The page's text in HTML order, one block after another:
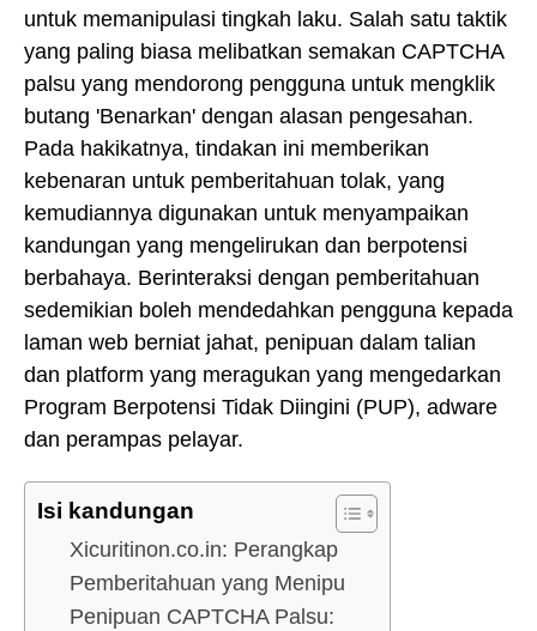
untuk memanipulasi tingkah laku. Salah satu taktik
yang paling biasa melibatkan semakan CAPTCHA
palsu yang mendorong pengguna untuk mengklik
butang 'Benarkan' dengan alasan pengesahan.
Pada hakikatnya, tindakan ini memberikan
kebenaran untuk pemberitahuan tolak, yang
kemudiannya digunakan untuk menyampaikan
kandungan yang mengelirukan dan berpotensi
berbahaya. Berinteraksi dengan pemberitahuan
sedemikian boleh mendedahkan pengguna kepada
laman web berniat jahat, penipuan dalam talian
dan platform yang meragukan yang mengedarkan
Program Berpotensi Tidak Diingini (PUP), adware
dan perampas pelayar.
Isi kandungan
Xicuritinon.co.in: Perangkap
Pemberitahuan yang Menipu
Penipuan CAPTCHA Palsu: